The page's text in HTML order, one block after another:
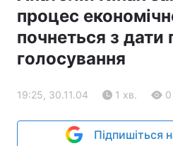
процес
почнеться з дати
голосування
19:25, 30.11.04 1 хв. 0
Підпишіться